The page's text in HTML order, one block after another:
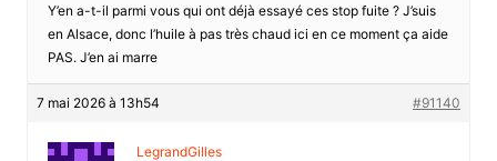
Y’en a-t-il parmi vous qui ont déjà essayé ces stop fuite ? J’suis
en Alsace, donc l’huile à pas très chaud ici en ce moment ça aide
PAS. J’en ai marre
7 mai 2026 à 13h54 #91140
LegrandGilles